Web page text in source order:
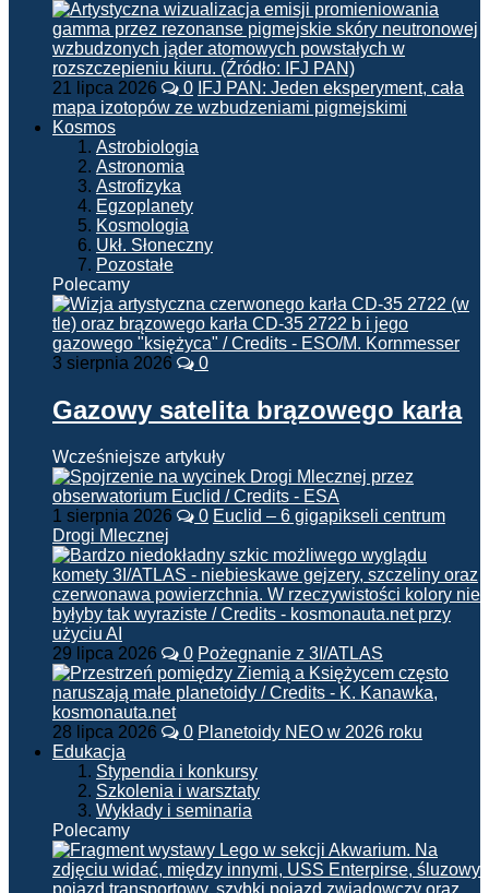
21 lipca 2026 0 IFJ PAN: Jeden eksperyment, cała
mapa izotopów ze wzbudzeniami pigmejskimi
Kosmos
Astrobiologia
Astronomia
Astrofizyka
Egzoplanety
Kosmologia
Ukł. Słoneczny
Pozostałe
Polecamy
3 sierpnia 2026 0
Gazowy satelita brązowego karła
Wcześniejsze artykuły
1 sierpnia 2026 0 Euclid – 6 gigapikseli centrum
Drogi Mlecznej
29 lipca 2026 0 Pożegnanie z 3I/ATLAS
28 lipca 2026 0 Planetoidy NEO w 2026 roku
Edukacja
Stypendia i konkursy
Szkolenia i warsztaty
Wykłady i seminaria
Polecamy